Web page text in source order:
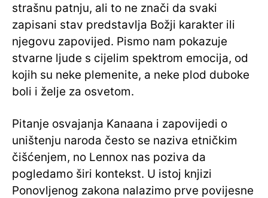
strašnu patnju, ali to ne znači da svaki
zapisani stav predstavlja Božji karakter ili
njegovu zapovijed. Pismo nam pokazuje
stvarne ljude s cijelim spektrom emocija, od
kojih su neke plemenite, a neke plod duboke
boli i želje za osvetom.
Pitanje osvajanja Kanaana i zapovijedi o
uništenju naroda često se naziva etničkim
čišćenjem, no Lennox nas poziva da
pogledamo širi kontekst. U istoj knjizi
Ponovljenog zakona nalazimo prve povijesne